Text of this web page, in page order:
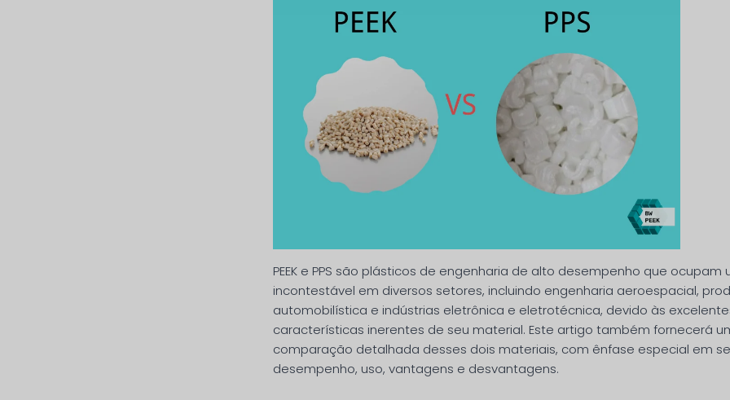
PEEK e PPS são plásticos de engenharia de alto desempenho que ocupam
incontestável em diversos setores, incluindo engenharia aeroespacial,
automobilística e indústrias eletrônica e eletrotécnica, devido às
características inerentes de seu material. Este artigo também fornecerá
comparação detalhada desses dois materiais, com ênfase especial em
desempenho, uso, vantagens e desvantagens.